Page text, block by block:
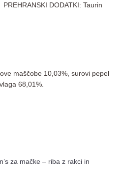
DODATKI: Taurin
maščobe 10,03%, surovi pepel
68,01%.
za mačke – riba z rakci in